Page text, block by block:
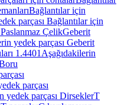
Bağlantılar için
parçası Bağlantılar için
ÇelikGeberit
yedek parçası Geberit
1.4401 Aşağıdakilerin
parçası
yedek parçası DirseklerT